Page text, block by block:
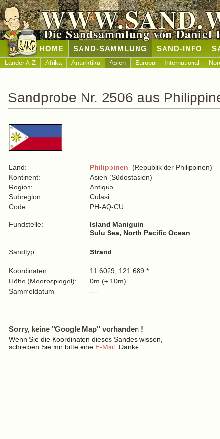
Die Sandsammlung von Daniel
HOME SAND-SAMMLUNG SAND-INFO
Länder A-Z Afrika Antarktika Asien Europa International
Sandprobe Nr. 2506 aus
Land: Philippinen (Republik der Philippinen)
Kontinent:
Asien (Südostasien)
Region:
Antique
Subregion:
Culasi
Code:
PH-AQ-CU
Fundstelle:
Island Maniguin
Sulu Sea, North Pacific Ocean
Sandtyp: Strand
Koordinaten:
11.6029, 121.689 *
Höhe (Meerespiegel):
0m (± 10m)
Sammeldatum:
---
Sorry, keine "Google Map" vorhanden !
Wenn Sie die Koordinaten dieses Sandes wissen,
schreiben Sie mir bitte eine E-Mail . Danke.